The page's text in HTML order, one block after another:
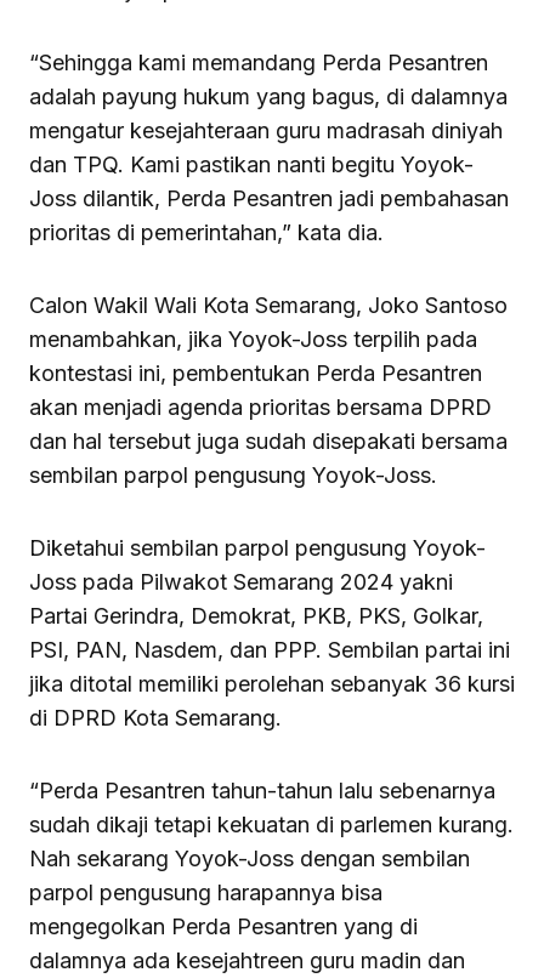
“Sehingga kami memandang Perda Pesantren
adalah payung hukum yang bagus, di dalamnya
mengatur kesejahteraan guru madrasah diniyah
dan TPQ. Kami pastikan nanti begitu Yoyok-
Joss dilantik, Perda Pesantren jadi pembahasan
prioritas di pemerintahan,” kata dia.
Calon Wakil Wali Kota Semarang, Joko Santoso
menambahkan, jika Yoyok-Joss terpilih pada
kontestasi ini, pembentukan Perda Pesantren
akan menjadi agenda prioritas bersama DPRD
dan hal tersebut juga sudah disepakati bersama
sembilan parpol pengusung Yoyok-Joss.
Diketahui sembilan parpol pengusung Yoyok-
Joss pada Pilwakot Semarang 2024 yakni
Partai Gerindra, Demokrat, PKB, PKS, Golkar,
PSI, PAN, Nasdem, dan PPP. Sembilan partai ini
jika ditotal memiliki perolehan sebanyak 36 kursi
di DPRD Kota Semarang.
“Perda Pesantren tahun-tahun lalu sebenarnya
sudah dikaji tetapi kekuatan di parlemen kurang.
Nah sekarang Yoyok-Joss dengan sembilan
parpol pengusung harapannya bisa
mengegolkan Perda Pesantren yang di
dalamnya ada kesejahtreen guru madin dan